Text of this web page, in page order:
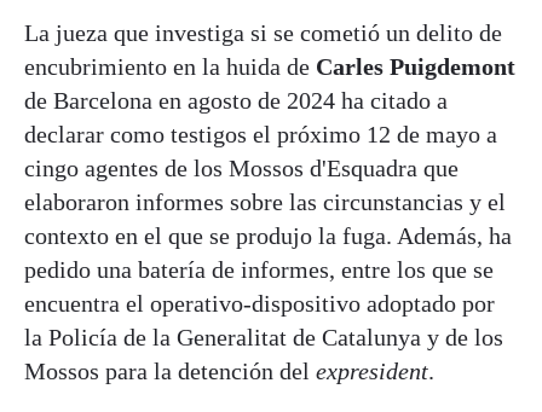
La jueza que investiga si se cometió un delito de
encubrimiento en la huida de Carles Puigdemont
de Barcelona en agosto de 2024 ha citado a
declarar como testigos el próximo 12 de mayo a
cingo agentes de los Mossos d'Esquadra que
elaboraron informes sobre las circunstancias y el
contexto en el que se produjo la fuga. Además, ha
pedido una batería de informes, entre los que se
encuentra el operativo-dispositivo adoptado por
la Policía de la Generalitat de Catalunya y de los
Mossos para la detención del expresident.